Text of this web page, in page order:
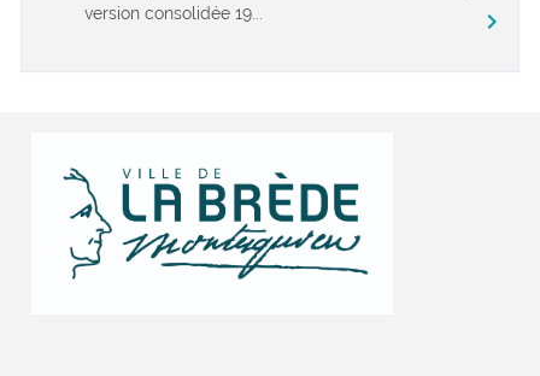
version consolidée 19...
chevron_right